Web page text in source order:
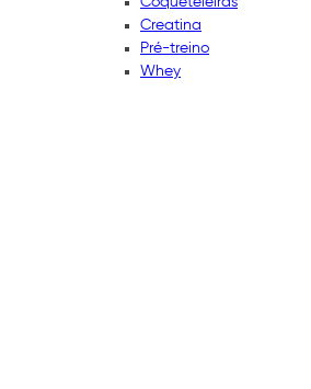
Creatina
Pré-treino
Whey